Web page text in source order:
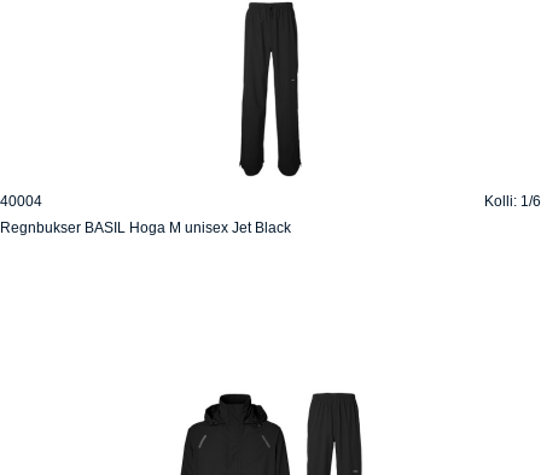
40004
Kolli: 1/6
Regnbukser BASIL Hoga M unisex Jet Black